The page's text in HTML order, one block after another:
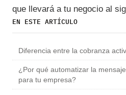
EN ESTE ARTÍCULO
Diferencia entre la cobranza
¿Por qué automatizar la
para tu empresa?
que llevará a tu negocio al